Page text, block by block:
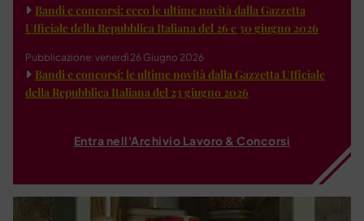
Bandi e concorsi: ecco le ultime novità dalla Gazzetta
Ufficiale della Repubblica Italiana del 26 e 30 giugno 2026
Pubblicazione: venerdì 26 Giugno 2026
Bandi e concorsi: le ultime novità dalla Gazzetta Ufficiale
della Repubblica Italiana del 23 giugno 2026
Entra nell'Archivio Lavoro & Concorsi